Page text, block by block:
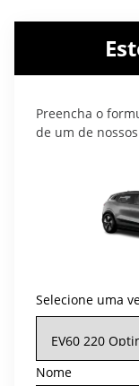
Preencha o
de um de
Selecione uma
Nome